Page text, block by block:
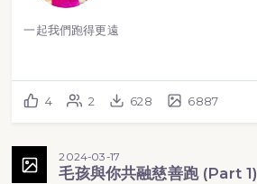
一起我們跑得更遠
4 2 628 6887
2024-03-17
毛孩與你共融慈善跑 (Part 1)